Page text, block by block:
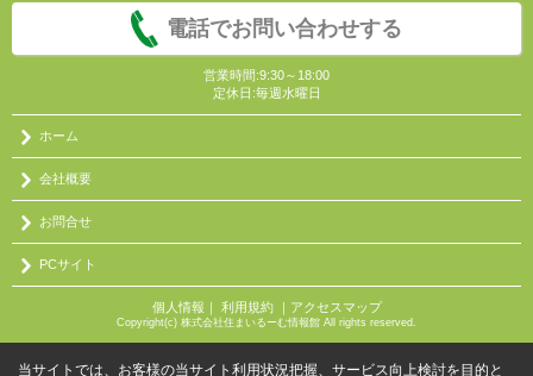
電話でお問い合わせする
営業時間:9:30～18:00
定休日:毎週水曜日
ホーム
会社概要
お問合せ
PCサイト
個人情報 利用規約｜ アクセスマップ
Copyright(c) 株式会社住まいるーむ情報館 All rights reserved.
当サイトでは、お客様の当サイト利用状況把握、サービス向上検討を目的と